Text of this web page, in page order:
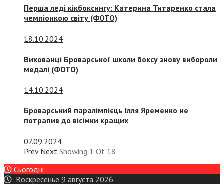
Перша леді кікбоксингу: Катерина Титаренко стала
чемпіонкою світу (ФОТО)
18.10.2024
Вихованці Броварської школи боксу знову вибороли
медалі (ФОТО)
14.10.2024
Броварський паралімпієць Ілля Яременко не
потрапив до вісімки кращих
07.09.2024
Prev Next Showing 1 Of 18
Сьогодні
Воскресенье 9 августа 2026